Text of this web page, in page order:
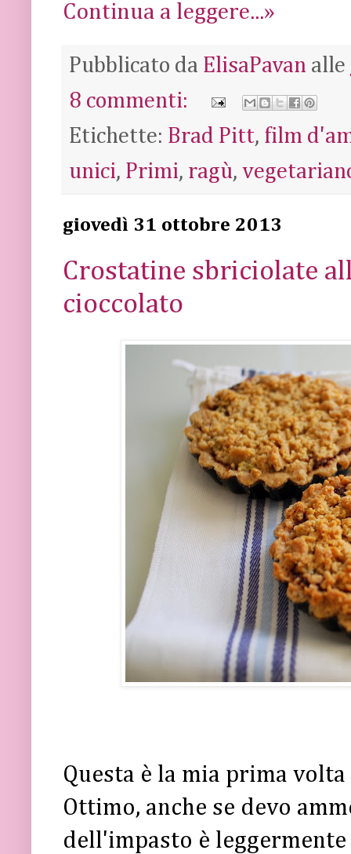
Continua a leggere...»
Pubblicato da ElisaPavan alle
8 commenti:
Etichette: Brad Pitt, film
unici, Primi, ragù,
giovedì 31 ottobre 2013
Crostatine sbriciolate
cioccolato
Questa è la mia prima
Ottimo, anche se devo
dell'impasto è